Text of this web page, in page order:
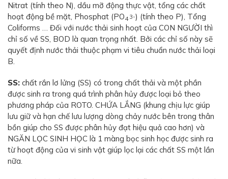
Nitrat (tính theo N), dầu mỡ động thực vật, tổng các chất
hoạt động bề mặt, Phosphat (PO4 3-) (tính theo P), Tổng
Coliforms … Đối với nước thải sinh hoạt của CON NGƯỜI thì
chỉ số về SS, BOD là quan trọng nhất. Bởi các chỉ số này sẽ
quyết định nước thải thuộc phạm vi tiêu chuẩn nước thải loại
B.
SS: chất rắn lơ lửng (SS) có trong chất thải và một phần
được sinh ra trong quá trình phân hủy được loại bỏ theo
phương pháp của ROTO. CHỨA LẮNG (khung chịu lực giúp
lưu giữ và hạn chế lưu lượng dòng chảy nước bên trong thân
bồn giúp cho SS được phân hủy đạt hiệu quả cao hơn) và
NGĂN LỌC SINH HỌC là 1 màng bọc sinh học được sinh ra
từ hoạt động của vi sinh vật giúp lọc lại các chất SS một lần
nữa.